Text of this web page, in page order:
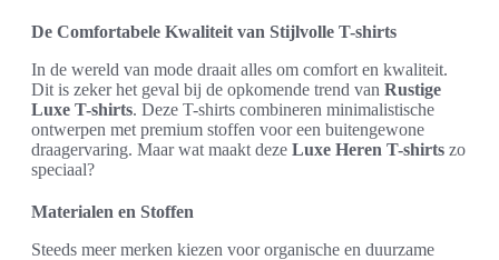
De Comfortabele Kwaliteit van Stijlvolle T-shirts
In de wereld van mode draait alles om comfort en kwaliteit.
Dit is zeker het geval bij de opkomende trend van Rustige
Luxe T-shirts. Deze T-shirts combineren minimalistische
ontwerpen met premium stoffen voor een buitengewone
draagervaring. Maar wat maakt deze Luxe Heren T-shirts zo
speciaal?
Materialen en Stoffen
Steeds meer merken kiezen voor organische en duurzame